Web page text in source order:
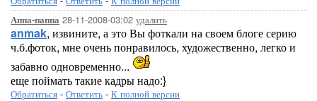
Аппа-паппа 28-11-2008-03:02 удалить
anmak, извините, а это Вы фоткали на своем блоге серию
ч.б.фоток, мне очень понравилось, художественно, легко и
забавно одновременно...
еще поймать такие кадры надо:}
Обратиться - Ответить - К полной версии